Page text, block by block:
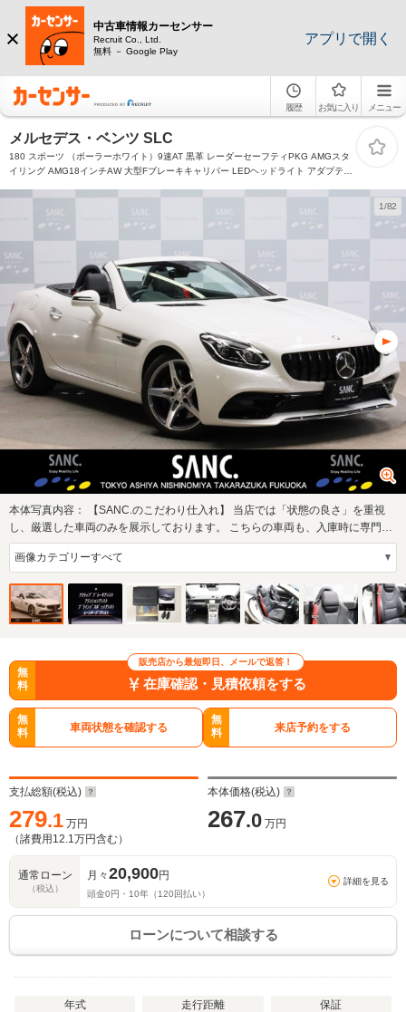
中古車情報カーセンサー
Recruit Co., Ltd.
無料 － Google Play
アプリで開く
履歴 お気に入り メニュー
メルセデス・ベンツ SLC
180 スポーツ （ポーラーホワイト）9速AT 黒革 レーダーセーフティPKG AMGスタ
イリング AMG18インチAW 大型Fブレーキキャリパー LEDヘッドライト アダプティ
1/82
本体写真内容：
【SANC.のこだわり仕入れ】 当店では「状態の良さ」を重視
し、厳選した車両のみを展示しております。 こちらの車両も、入庫時に専門ス
タッフが細部…
販売店から最短即日、メールで返答！
無
料
在庫確認・見積依頼をする
無
料
車両状態を確認する
無
料
来店予約をする
支払総額(税込)
279.1 万円
（諸費用 12.1万円含む）
本体価格(税込)
267.0 万円
通常ローン
（税込）
月々20,900円
頭金0円・ 10年（120 回払い）
詳細を見る
ローンについて相談する
年式 走行距離
保証